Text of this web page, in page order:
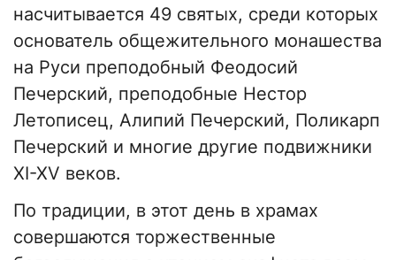
насчитывается 49 святых, среди которых
основатель общежительного монашества
на Руси преподобный Феодосий
Печерский, преподобные Нестор
Летописец, Алипий Печерский, Поликарп
Печерский и многие другие подвижники
XI-XV веков.
По традиции, в этот день в храмах
совершаются торжественные